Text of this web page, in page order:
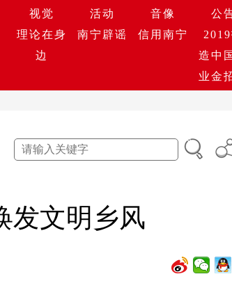
视觉 活动 音像
公
理论在身
边
南宁辟谣 信用南宁
造中
业金
发文明乡风